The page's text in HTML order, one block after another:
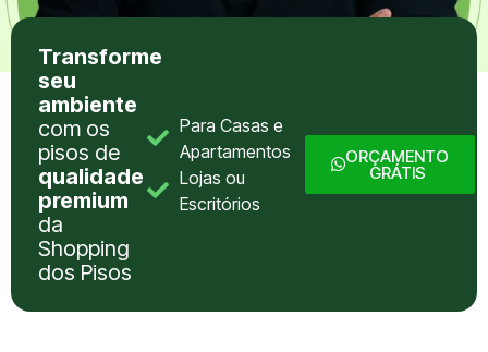
Transforme
seu
ambiente
com os
pisos de
qualidade
premium
da
Shopping
dos Pisos
Para Casas e
Apartamentos
Lojas ou
Escritórios
ORÇAMENTO
GRÁTIS